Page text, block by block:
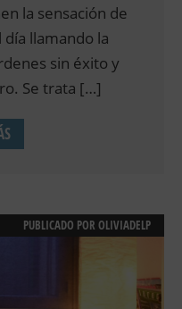
la sensación de
llamando la
sin éxito y
Se trata […]
PUBLICADO POR OLIVIADELP